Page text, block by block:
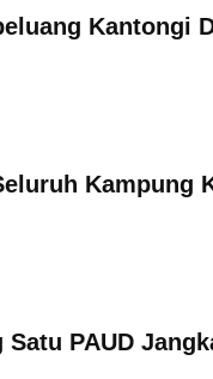
Kantongi
Kampung
PAUD